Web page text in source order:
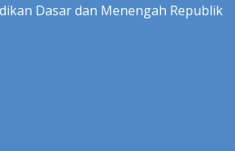
Dasar dan Menengah Republik